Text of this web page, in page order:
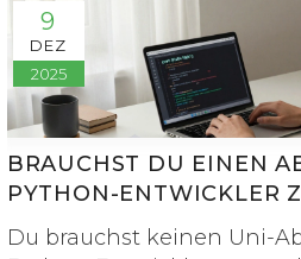
9
DEZ
2025
BRAUCHST DU EINEN
PYTHON-ENTWICKLER
Du brauchst keinen Uni-